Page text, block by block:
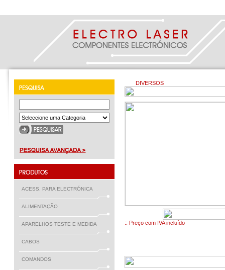
ACESS. PARA ELECTRÓNICA
ALIMENTAÇÃO
APARELHOS TESTE E MEDIDA
CABOS
COMANDOS
DIVERSOS
:: Preço com IVA incluído